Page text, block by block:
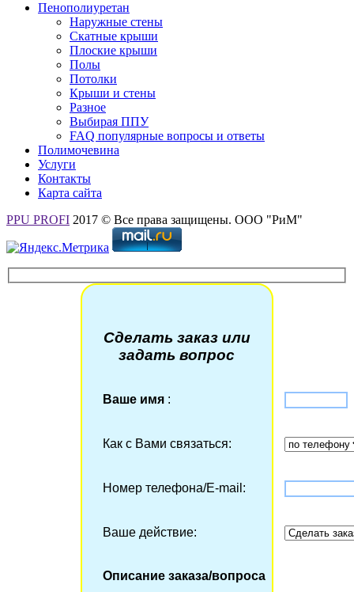
Пенополиуретан
Наружные стены
Скатные крыши
Плоские крыши
Полы
Потолки
Крыши и стены
Разное
Выбирая ППУ
FAQ популярные вопросы и ответы
Полимочевина
Услуги
Контакты
Карта сайта
PPU PROFI 2017 © Все права защищены. ООО "РиМ"
Сделать заказ или
задать вопрос
Ваше имя:
Как с Вами связаться:
Номер телефона/Е-mail:
Ваше действие:
Описание заказа/вопроса